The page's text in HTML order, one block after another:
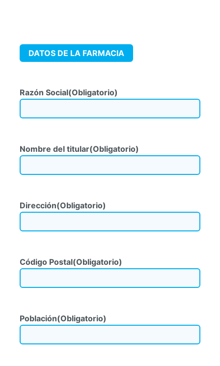
DATOS DE LA FARMACIA
Razón Social(Obligatorio)
Nombre del titular(Obligatorio)
Dirección(Obligatorio)
Código Postal(Obligatorio)
Población(Obligatorio)